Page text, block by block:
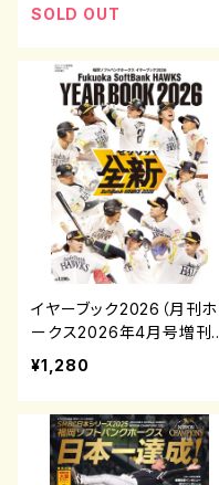
SOLD OUT
イヤーブック2026（月刊ホ
ークス2026年4月号増刊）
¥1,280